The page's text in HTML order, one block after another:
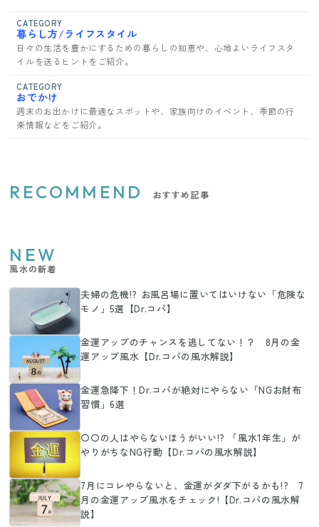
CATEGORY
暮らし方/ライフスタイル
日々の生活を豊かにするための暮らしの知恵や、心地よいライフスタ
イルを送るヒントをご紹介。
CATEGORY
おでかけ
週末のお出かけに最適なスポットや、家族向けのイベント、季節の行
楽情報などをご紹介。
RECOMMEND おすすめ記事
NEW
風水の新着
夫婦の危機!? お風呂場に置いてはいけない「危険な
モノ」5選【Dr.コパ】
金運アップのチャンスを逃してない！？ 8月の金
運アップ風水【Dr.コパの風水解説】
金運急降下！Dr.コパが絶対にやらない「NGお財布
習慣」6選
〇〇の人はやらないほうがいい!? 「風水1年生」が
やりがちなNG行動【Dr.コパの風水解説】
7月にコレやらないと、金運がダダ下がるかも!? 7
月の金運アップ風水をチェック!【Dr.コパの風水解
説】